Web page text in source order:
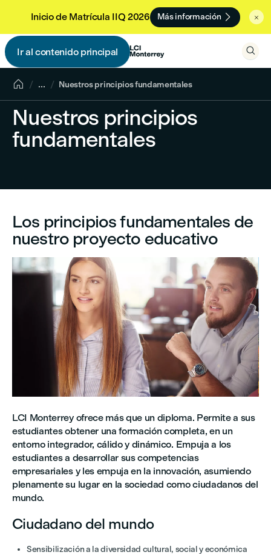
Inicio de Matrícula IIQ 2026 Más información 
Ir al contenido principal
 
 ... Nuestros principios fundamentales
Nuestros principios
fundamentales
Los principios fundamentales de
nuestro proyecto educativo
LCI Monterrey ofrece más que un diploma. Permite a sus
estudiantes obtener una formación completa, en un
entorno integrador, cálido y dinámico. Empuja a los
estudiantes a desarrollar sus competencias
empresariales y les empuja en la innovación, asumiendo
plenamente su lugar en la sociedad como ciudadanos del
mundo.
Ciudadano del mundo
Sensibilización a la diversidad cultural, social y económica